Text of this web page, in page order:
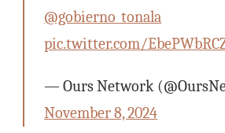
@gobierno_tonala
pic.twitter.com/
— Ours Network
November 8, 2024